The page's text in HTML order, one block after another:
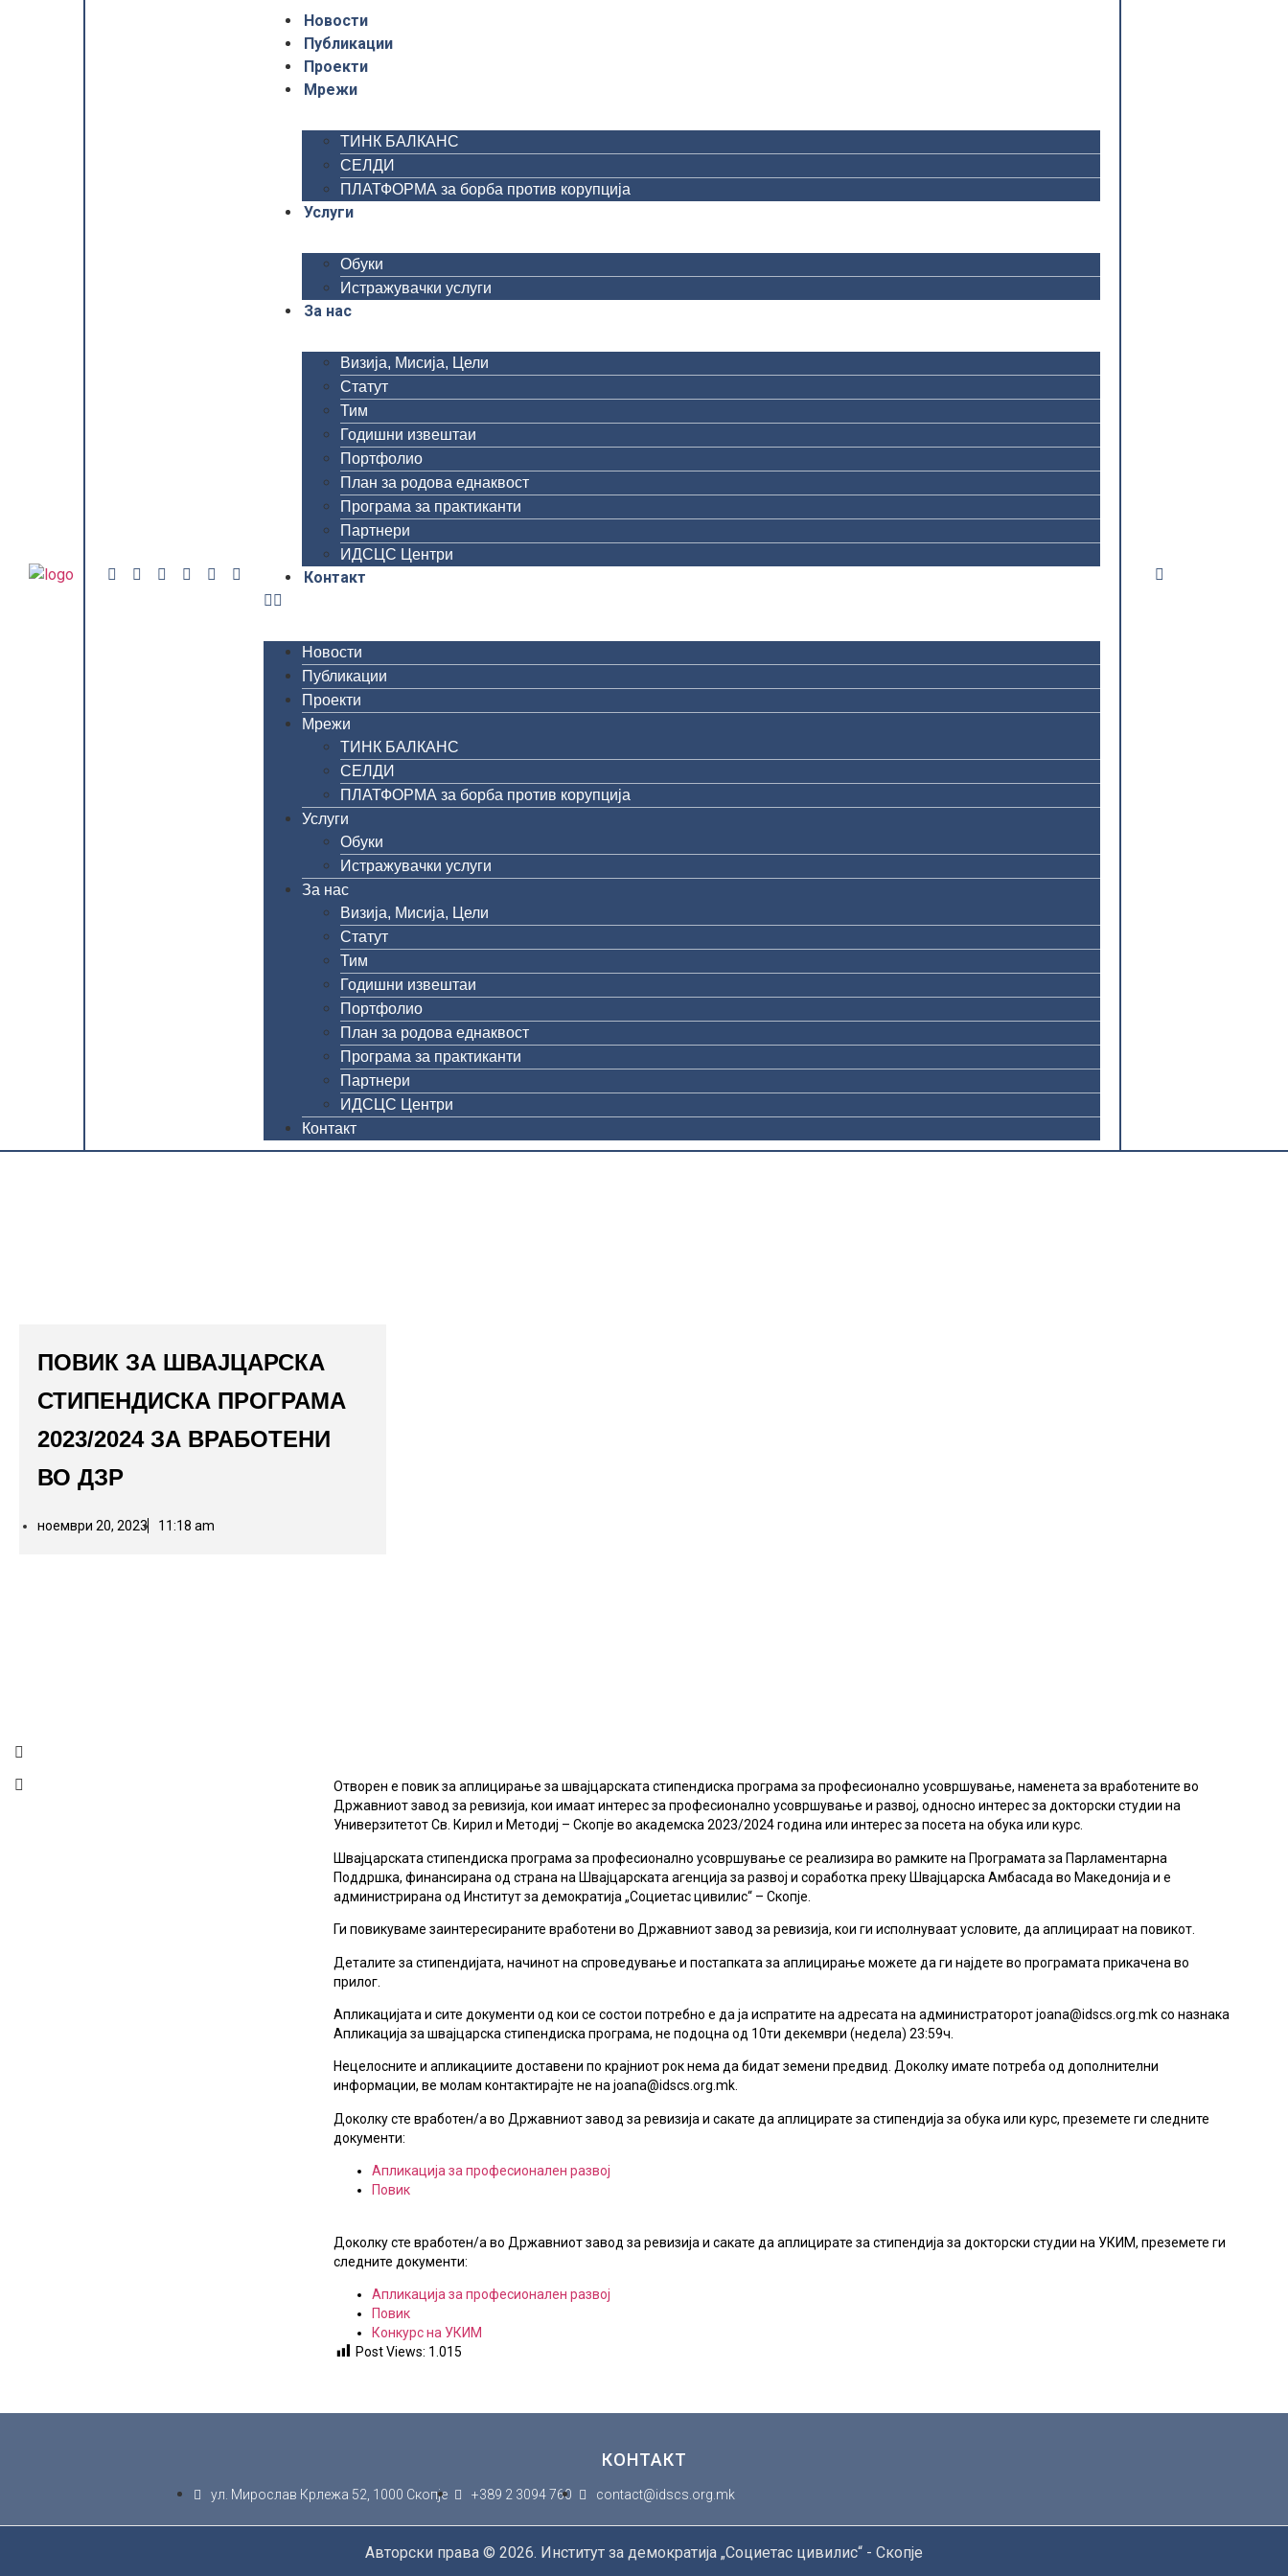
Новости
Публикации
Проекти
Мрежи
ТИНК БАЛКАНС
СЕЛДИ
ПЛАТФОРМА за борба против корупција
Услуги
Обуки
Истражувачки услуги
За нас
Визија, Мисија, Цели
Статут
Тим
Годишни извештаи
Портфолио
План за родова еднаквост
Програма за практиканти
Партнери
ИДСЦС Центри
Контакт
Новости
Публикации
Проекти
Мрежи
ТИНК БАЛКАНС
СЕЛДИ
ПЛАТФОРМА за борба против корупција
Услуги
Обуки
Истражувачки услуги
За нас
Визија, Мисија, Цели
Статут
Тим
Годишни извештаи
Портфолио
План за родова еднаквост
Програма за практиканти
Партнери
ИДСЦС Центри
Контакт
ПОВИК ЗА ШВАЈЦАРСКА
СТИПЕНДИСКА ПРОГРАМА
2023/2024 ЗА ВРАБОТЕНИ
ВО ДЗР
ноември 20, 2023 11:18 am
Отворен е повик за аплицирање за швајцарската стипендиска програма за професионално усовршување, наменета за вработените во
Државниот завод за ревизија, кои имаат интерес за професионално усовршување и развој, односно интерес за докторски студии на
Универзитетот Св. Кирил и Методиј – Скопје во академска 2023/2024 година или интерес за посета на обука или курс.
Швајцарската стипендиска програма за професионално усовршување се реализира во рамките на Програмата за Парламентарна
Поддршка, финансирана од страна на Швајцарската агенција за развој и соработка преку Швајцарска Амбасада во Македонија и е
администрирана од Институт за демократија „Социетас цивилис“ – Скопје.
Ги повикуваме заинтересираните вработени во Државниот завод за ревизија, кои ги исполнуваат условите, да аплицираат на повикот.
Деталите за стипендијата, начинот на спроведување и постапката за аплицирање можете да ги најдете во програмата прикачена во
прилог.
Апликацијата и сите документи од кои се состои потребно е да ја испратите на адресата на администраторот joana@idscs.org.mk со назнака
Апликација за швајцарска стипендиска програма, не подоцна од 10ти декември (недела) 23:59ч.
Нецелосните и апликациите доставени по крајниот рок нема да бидат земени предвид. Доколку имате потреба од дополнителни
информации, ве молам контактирајте не на joana@idscs.org.mk.
Доколку сте вработен/а во Државниот завод за ревизија и сакате да аплицирате за стипендија за обука или курс, преземете ги следните
документи:
Апликација за професионален развој
Повик
Доколку сте вработен/а во Државниот завод за ревизија и сакате да аплицирате за стипендија за докторски студии на УКИМ, преземете ги
следните документи:
Апликација за професионален развој
Повик
Конкурс на УКИМ
Post Views: 1.015
КОНТАКТ
ул. Мирослав Крлежа 52, 1000 Скопје +389 2 3094 760 contact@idscs.org.mk
Авторски права © 2026. Институт за демократија „Социетас цивилис“ - Скопје